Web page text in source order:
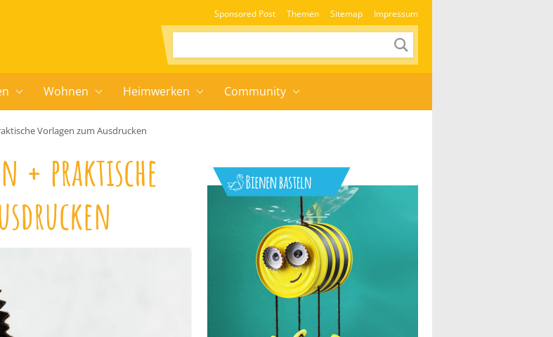
Sponsored Post Themen Sitemap Impressum
Wohnen Heimwerken Community
Vorlagen zum Ausdrucken
+ praktische